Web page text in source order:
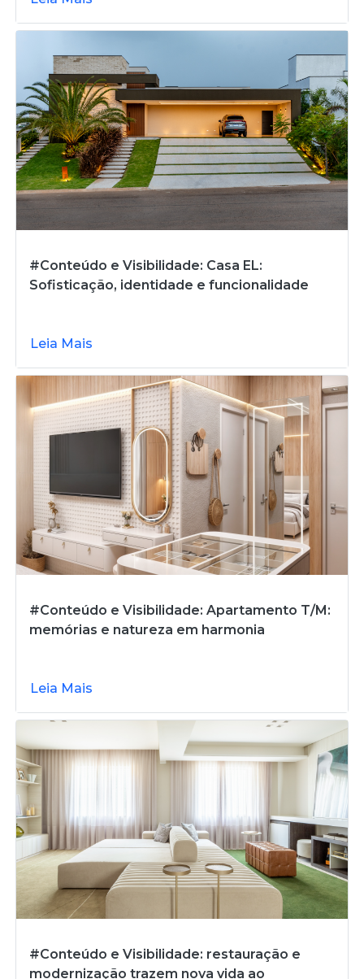
#Conteúdo e Visibilidade: Casa EL:
Sofisticação, identidade e funcionalidade
Leia Mais
#Conteúdo e Visibilidade: Apartamento T/M:
memórias e natureza em harmonia
Leia Mais
#Conteúdo e Visibilidade: restauração e
modernização trazem nova vida ao